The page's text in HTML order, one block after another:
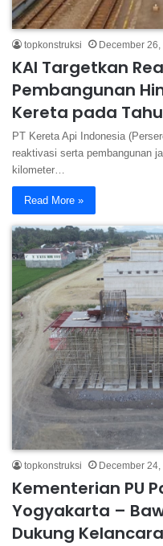
topkonstruksi December 26,
KAI Targetkan
Pembangunan
Kereta pada
PT Kereta Api Indonesia
reaktivasi serta pembangunan
kilometer…
Read More »
topkonstruksi December 24,
Kementerian PU
Yogyakarta –
Dukung